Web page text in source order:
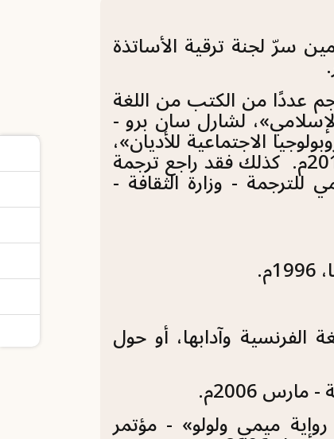
سرّ لجنة ترقية الأساتذة
عددًا من الكتب من اللغة
لشارل سان برو -
الثقافة - القاهرة 2013م، و«الأنثروبولوجيا الاجتماعية للأديان»،
لكلود ريشير - المركز القومي للترجمة - وزارة الثقافة - القاهرة 2016م. كذلك فقد راجع ترجمة
للترجمة - وزارة الثقافة -
وآدابها، أو حول
2006م.
ميمي ولولو» - مؤتمر